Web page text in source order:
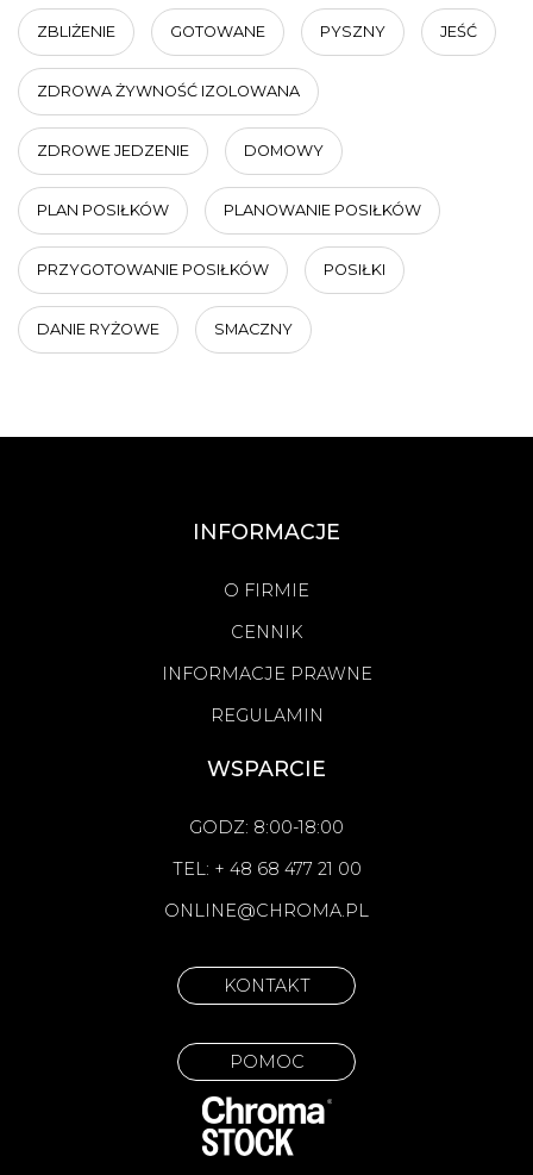
ZBLIŻENIE GOTOWANE PYSZNY JEŚĆ
ZDROWA ŻYWNOŚĆ IZOLOWANA
ZDROWE JEDZENIE DOMOWY
PLAN POSIŁKÓW PLANOWANIE POSIŁKÓW
PRZYGOTOWANIE POSIŁKÓW POSIŁKI
DANIE RYŻOWE SMACZNY
INFORMACJE
O FIRMIE
CENNIK
INFORMACJE PRAWNE
REGULAMIN
WSPARCIE
GODZ: 8:00-18:00
TEL: + 48 68 477 21 00
ONLINE@CHROMA.PL
KONTAKT
POMOC